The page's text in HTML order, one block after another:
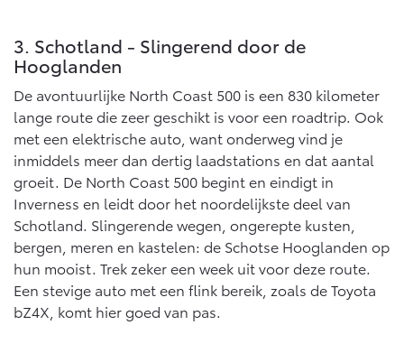
Land Cruiser (excl. BTW)
Vanaf € 89.986,-
3. Schotland - Slingerend door de
Hooglanden
De avontuurlijke North Coast 500 is een 830 kilometer
lange route die zeer geschikt is voor een roadtrip. Ook
met een elektrische auto, want onderweg vind je
inmiddels meer dan dertig laadstations en dat aantal
groeit. De North Coast 500 begint en eindigt in
Inverness en leidt door het noordelijkste deel van
Schotland. Slingerende wegen, ongerepte kusten,
bergen, meren en kastelen: de Schotse Hooglanden op
hun mooist. Trek zeker een week uit voor deze route.
Een stevige auto met een flink bereik, zoals de Toyota
bZ4X, komt hier goed van pas.